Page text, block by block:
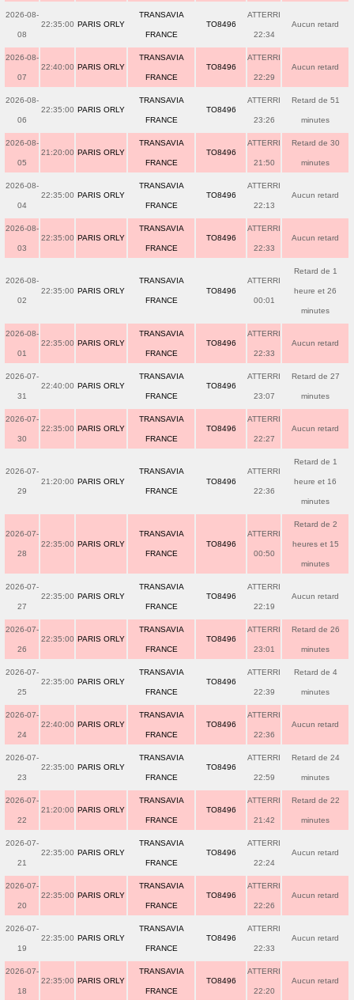
2026-08-
08
22:35:00 PARIS ORLY
TRANSAVIA
FRANCE
TO8496
ATTERRI
22:34
Aucun retard
2026-08-
07
22:40:00 PARIS ORLY
TRANSAVIA
FRANCE
TO8496
ATTERRI
22:29
Aucun retard
2026-08-
06
22:35:00 PARIS ORLY
TRANSAVIA
FRANCE
TO8496
ATTERRI
23:26
Retard de 51
minutes
2026-08-
05
21:20:00 PARIS ORLY
TRANSAVIA
FRANCE
TO8496
ATTERRI
21:50
Retard de 30
minutes
2026-08-
04
22:35:00 PARIS ORLY
TRANSAVIA
FRANCE
TO8496
ATTERRI
22:13
Aucun retard
2026-08-
03
22:35:00 PARIS ORLY
TRANSAVIA
FRANCE
TO8496
ATTERRI
22:33
Aucun retard
2026-08-
02
22:35:00 PARIS ORLY
TRANSAVIA
FRANCE
TO8496
ATTERRI
00:01
Retard de 1
heure et 26
minutes
2026-08-
01
22:35:00 PARIS ORLY
TRANSAVIA
FRANCE
TO8496
ATTERRI
22:33
Aucun retard
2026-07-
31
22:40:00 PARIS ORLY
TRANSAVIA
FRANCE
TO8496
ATTERRI
23:07
Retard de 27
minutes
2026-07-
30
22:35:00 PARIS ORLY
TRANSAVIA
FRANCE
TO8496
ATTERRI
22:27
Aucun retard
2026-07-
29
21:20:00 PARIS ORLY
TRANSAVIA
FRANCE
TO8496
ATTERRI
22:36
Retard de 1
heure et 16
minutes
2026-07-
28
22:35:00 PARIS ORLY
TRANSAVIA
FRANCE
TO8496
ATTERRI
00:50
Retard de 2
heures et 15
minutes
2026-07-
27
22:35:00 PARIS ORLY
TRANSAVIA
FRANCE
TO8496
ATTERRI
22:19
Aucun retard
2026-07-
26
22:35:00 PARIS ORLY
TRANSAVIA
FRANCE
TO8496
ATTERRI
23:01
Retard de 26
minutes
2026-07-
25
22:35:00 PARIS ORLY
TRANSAVIA
FRANCE
TO8496
ATTERRI
22:39
Retard de 4
minutes
2026-07-
24
22:40:00 PARIS ORLY
TRANSAVIA
FRANCE
TO8496
ATTERRI
22:36
Aucun retard
2026-07-
23
22:35:00 PARIS ORLY
TRANSAVIA
FRANCE
TO8496
ATTERRI
22:59
Retard de 24
minutes
2026-07-
22
21:20:00 PARIS ORLY
TRANSAVIA
FRANCE
TO8496
ATTERRI
21:42
Retard de 22
minutes
2026-07-
21
22:35:00 PARIS ORLY
TRANSAVIA
FRANCE
TO8496
ATTERRI
22:24
Aucun retard
2026-07-
20
22:35:00 PARIS ORLY
TRANSAVIA
FRANCE
TO8496
ATTERRI
22:26
Aucun retard
2026-07-
19
22:35:00 PARIS ORLY
TRANSAVIA
FRANCE
TO8496
ATTERRI
22:33
Aucun retard
2026-07-
18
22:35:00 PARIS ORLY
TRANSAVIA
FRANCE
TO8496
ATTERRI
22:20
Aucun retard